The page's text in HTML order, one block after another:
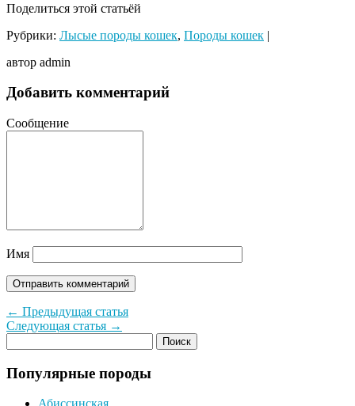
Поделиться этой статьёй
Рубрики: Лысые породы кошек, Породы кошек |
автор admin
Добавить комментарий
Сообщение
Имя
← Предыдущая статья
Следующая статья →
Популярные породы